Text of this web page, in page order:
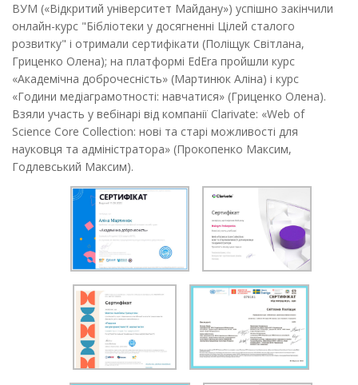
ВУМ («Відкритий університет Майдану») успішно закінчили
онлайн-курс "Бібліотеки у досягненні Цілей сталого
розвитку" і отримали сертифікати (Поліщук Світлана,
Гриценко Олена); на платформі EdEra пройшли курс
«Академічна доброчесність» (Мартинюк Аліна) і курс
«Години медіаграмотності: навчатися» (Гриценко Олена).
Взяли участь у вебінарі від компанії Clarivate: «Web of
Science Core Collection: нові та старі можливості для
науковця та адміністратора» (Прокопенко Максим,
Годлевський Максим).